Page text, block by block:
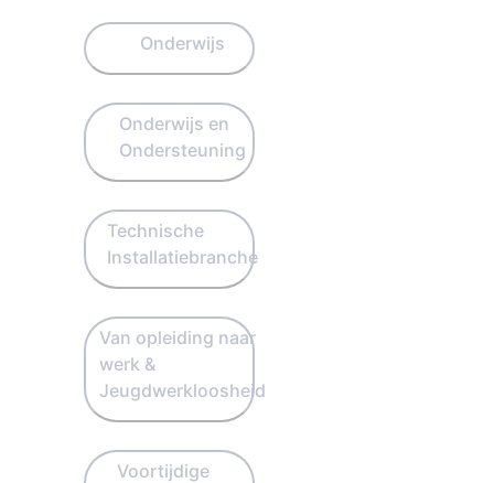
Onderwijs
Onderwijs en
Ondersteuning
Technische
Installatiebranche
Van opleiding naar
werk &
Jeugdwerkloosheid
Voortijdige